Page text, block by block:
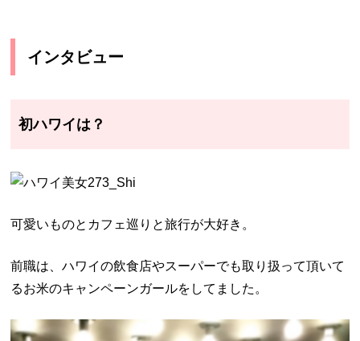
インタビュー
初ハワイは？
可愛いものとカフェ巡りと旅行が大好き。
前職は、ハワイの飲食店やスーパーでも取り扱って頂いて
るお米のキャンペーンガールをしてました。